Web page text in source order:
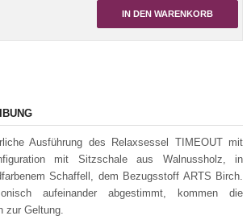
IN DEN WARENKORB
Ausführung des Relaxsessel TIMEOUT mit
mit Sitzschale aus Walnussholz, in
Schaffell, dem Bezugsstoff ARTS Birch.
aufeinander abgestimmt, kommen die
zur Geltung.